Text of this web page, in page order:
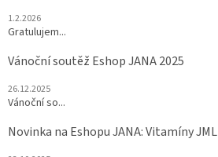
1.2.2026
Gratulujem...
Vánoční soutěž Eshop JANA 2025
26.12.2025
Vánoční so...
Novinka na Eshopu JANA: Vitamíny JML